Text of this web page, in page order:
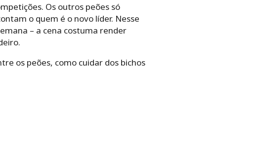
Os outros peões só
o quem é o novo líder. Nesse
– a cena costuma render
os peões, como cuidar dos bichos